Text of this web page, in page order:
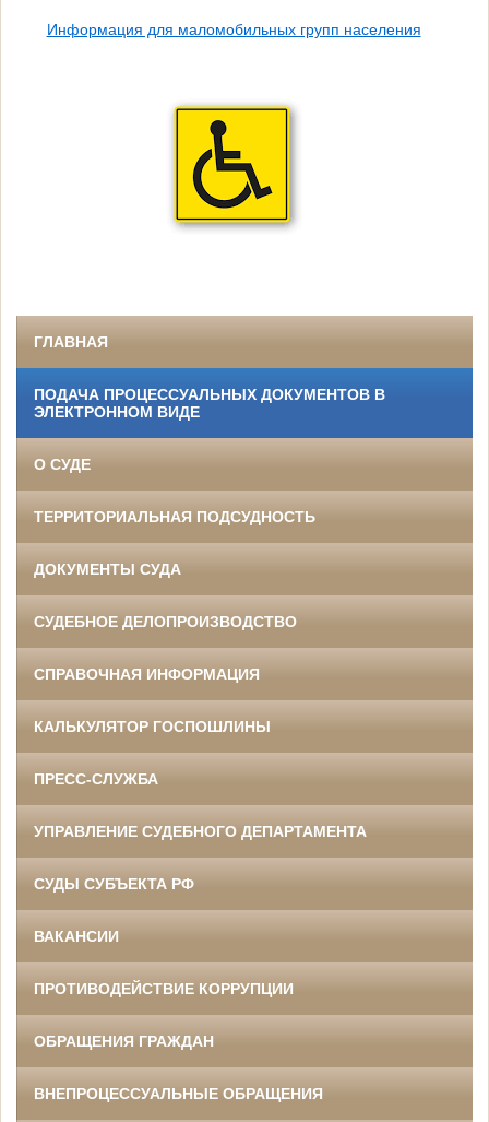
Информация для маломобильных групп населения
ГЛАВНАЯ
ПОДАЧА ПРОЦЕССУАЛЬНЫХ ДОКУМЕНТОВ В
ЭЛЕКТРОННОМ ВИДЕ
О СУДЕ
ТЕРРИТОРИАЛЬНАЯ ПОДСУДНОСТЬ
ДОКУМЕНТЫ СУДА
СУДЕБНОЕ ДЕЛОПРОИЗВОДСТВО
СПРАВОЧНАЯ ИНФОРМАЦИЯ
КАЛЬКУЛЯТОР ГОСПОШЛИНЫ
ПРЕСС-СЛУЖБА
УПРАВЛЕНИЕ СУДЕБНОГО ДЕПАРТАМЕНТА
СУДЫ СУБЪЕКТА РФ
ВАКАНСИИ
ПРОТИВОДЕЙСТВИЕ КОРРУПЦИИ
ОБРАЩЕНИЯ ГРАЖДАН
ВНЕПРОЦЕССУАЛЬНЫЕ ОБРАЩЕНИЯ